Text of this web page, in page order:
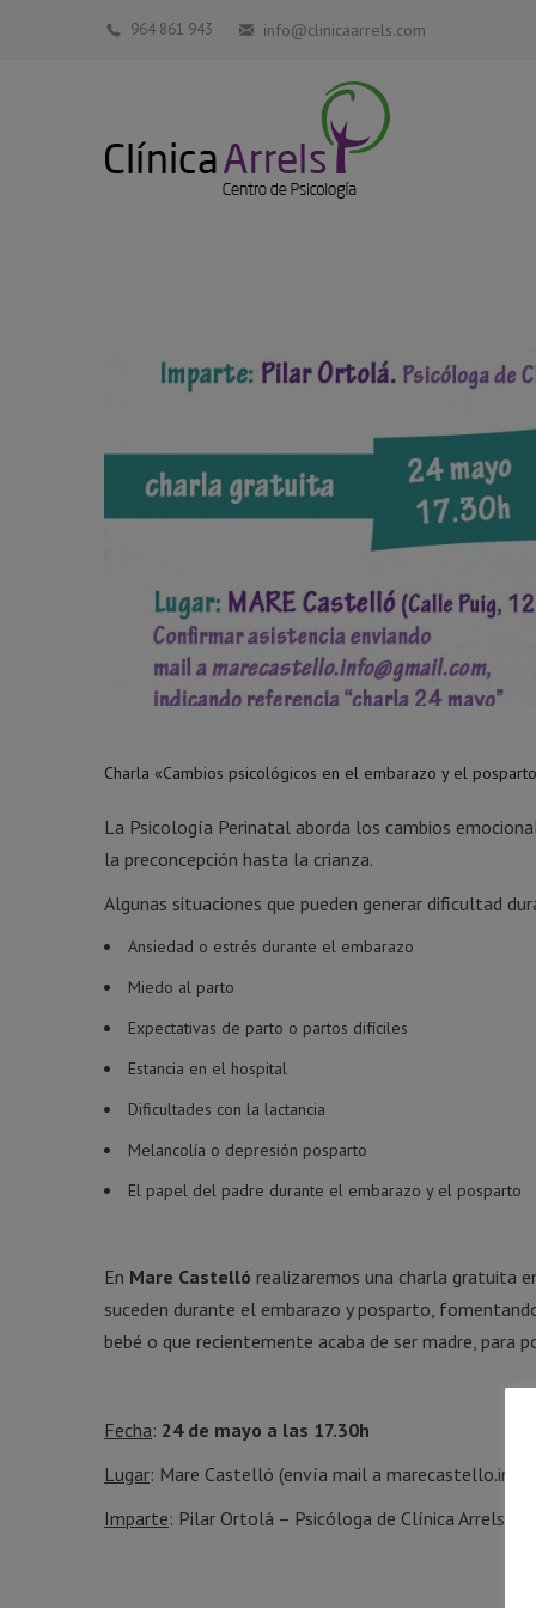
964 861 943 info@clinicaarrels.com
Charla «Cambios psicológicos en el embarazo y el
La Psicología Perinatal aborda los cambios
la preconcepción hasta la crianza.
Algunas situaciones que pueden generar dificultad
Ansiedad o estrés durante el embarazo
Miedo al parto
Expectativas de parto o partos difíciles
Estancia en el hospital
Dificultades con la lactancia
Melancolía o depresión posparto
El papel del padre durante el embarazo y el posparto
En Mare Castelló realizaremos una charla gratuita
suceden durante el embarazo y posparto,
bebé o que recientemente acaba de ser madre, para
Fecha: 24 de mayo a las 17.30h
Lugar: Mare Castelló (envía mail a
Imparte: Pilar Ortolá – Psicóloga de Clínica Arrels.